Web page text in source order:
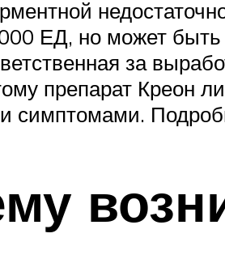
ЕД, но может
за
препарат Креон
симптомами.